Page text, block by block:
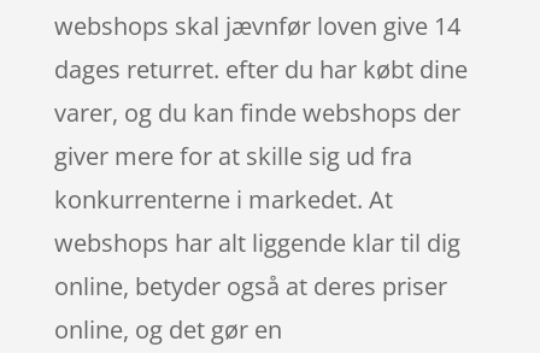
webshops skal jævnfør loven give 14
dages returret. efter du har købt dine
varer, og du kan finde webshops der
giver mere for at skille sig ud fra
konkurrenterne i markedet. At
webshops har alt liggende klar til dig
online, betyder også at deres priser
online, og det gør en